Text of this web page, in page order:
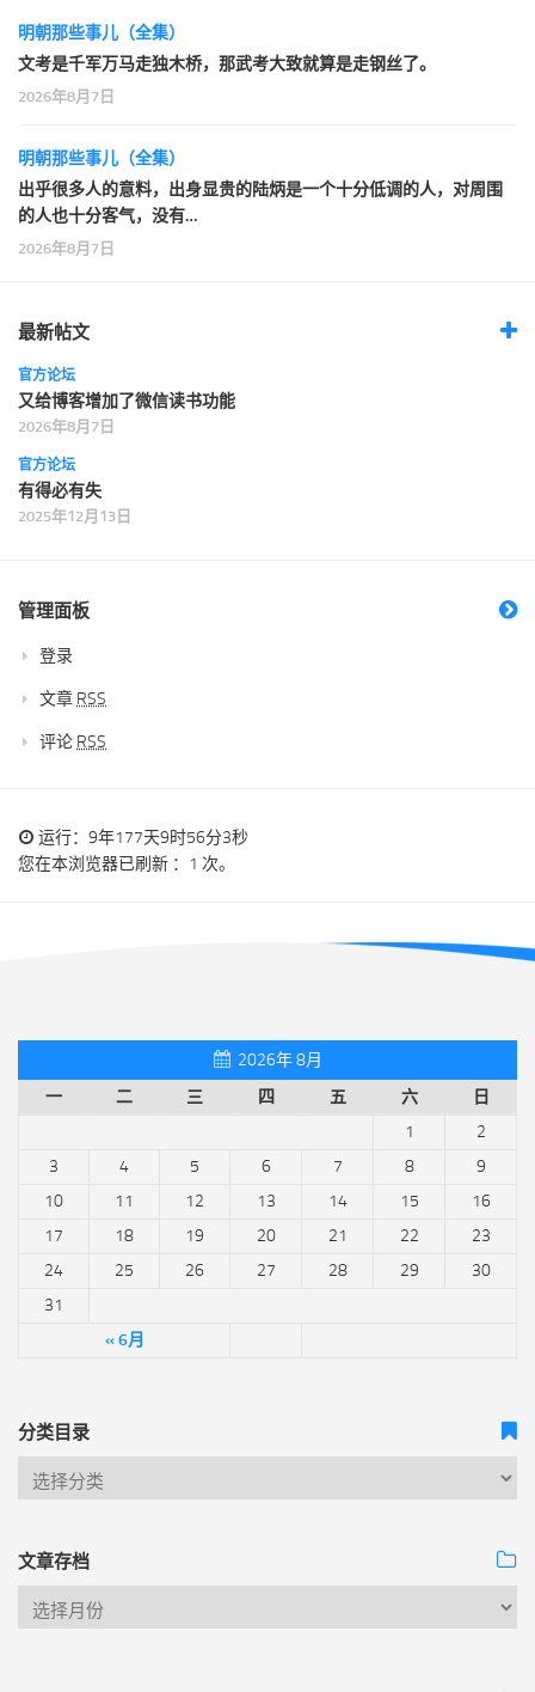
明朝那些事儿（全集）
文考是千军万马走独木桥，那武考大致就算是走钢丝了。
2026年8月7日
明朝那些事儿（全集）
出乎很多人的意料，出身显贵的陆炳是一个十分低调的人，对周围
的人也十分客气，没有…
2026年8月7日
最新帖文
官方论坛
又给博客增加了微信读书功能
2026年8月7日
官方论坛
有得必有失
2025年12月13日
管理面板
登录
文章 RSS
评论 RSS
运行：9年177天9时56分3秒
您在本浏览器已刷新 ：1 次。
2026年 8月
一
二 三 四 五 六 日
« 6月
1
2
3
4 5 6 7 8
9
10
11 12 13 14 15
16
17
18 19 20 21 22
23
24
25 26 27 28 29
30
31
分类目录
文章存档